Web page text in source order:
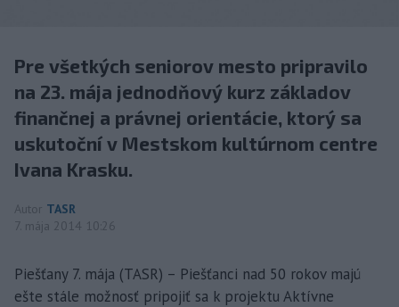
Pre všetkých seniorov mesto pripravilo
na 23. mája jednodňový kurz základov
finančnej a právnej orientácie, ktorý sa
uskutoční v Mestskom kultúrnom centre
Ivana Krasku.
Autor TASR
7. mája 2014 10:26
Piešťany 7. mája (TASR) – Piešťanci nad 50 rokov majú
ešte stále možnosť pripojiť sa k projektu Aktívne